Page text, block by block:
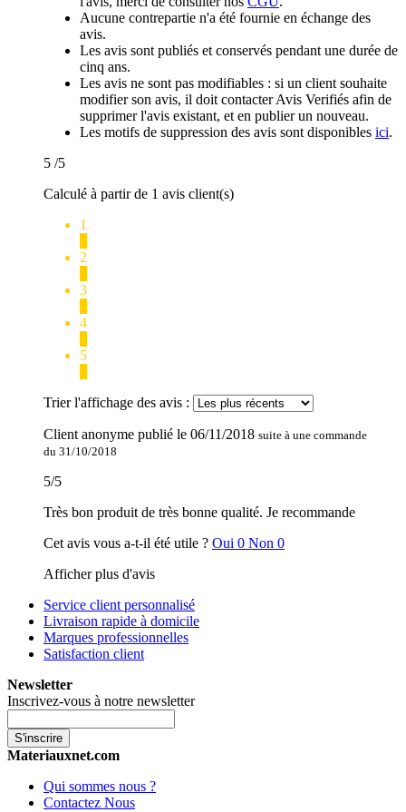
Aucune contrepartie n'a été fournie en échange des
avis.
Les avis sont publiés et conservés pendant une durée de
cinq ans.
Les avis ne sont pas modifiables : si un client souhaite
modifier son avis, il doit contacter Avis Verifiés afin de
supprimer l'avis existant, et en publier un nouveau.
Les motifs de suppression des avis sont disponibles ici.
5 /5
Calculé à partir de 1 avis client(s)
1
2
3
4
5
Trier l'affichage des avis :
Client anonyme publié le 06/11/2018 suite à une commande
du 31/10/2018
5/5
Très bon produit de très bonne qualité. Je recommande
Cet avis vous a-t-il été utile ? Oui 0 Non 0
Afficher plus d'avis
Service client personnalisé
Livraison rapide à domicile
Marques professionnelles
Satisfaction client
Newsletter
Inscrivez-vous à notre newsletter
S'inscrire
Materiauxnet.com
Qui sommes nous ?
Contactez Nous